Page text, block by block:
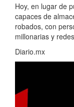
Hoy, en lugar de
capaces de
robados, con
millonarias y
Diario.mx